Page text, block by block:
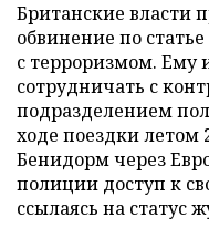
Британские власти
обвинение по
с терроризмом. Ему
сотрудничать с
подразделением
ходе поездки летом
Бенидорм через
полиции доступ к
ссылаясь на статус